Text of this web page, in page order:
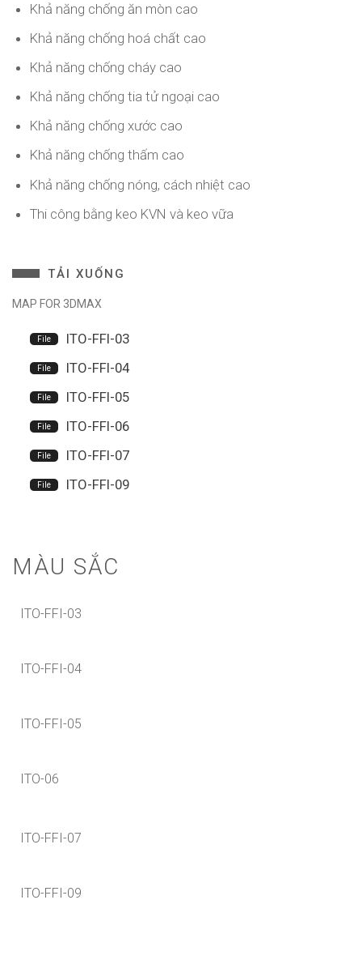
Khả năng chống ăn mòn cao
Khả năng chống hoá chất cao
Khả năng chống cháy cao
Khả năng chống tia tử ngoại cao
Khả năng chống xước cao
Khả năng chống thấm cao
Khả năng chống nóng, cách nhiệt cao
Thi công bằng keo KVN và keo vữa
TẢI XUỐNG
MAP FOR 3DMAX
ITO-FFI-03
ITO-FFI-04
ITO-FFI-05
ITO-FFI-06
ITO-FFI-07
ITO-FFI-09
MÀU SẮC
ITO-FFI-03
ITO-FFI-04
ITO-FFI-05
ITO-06
ITO-FFI-07
ITO-FFI-09